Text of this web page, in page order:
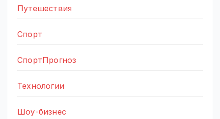
Путешествия
Спорт
СпортПрогноз
Технологии
Шоу-бизнес